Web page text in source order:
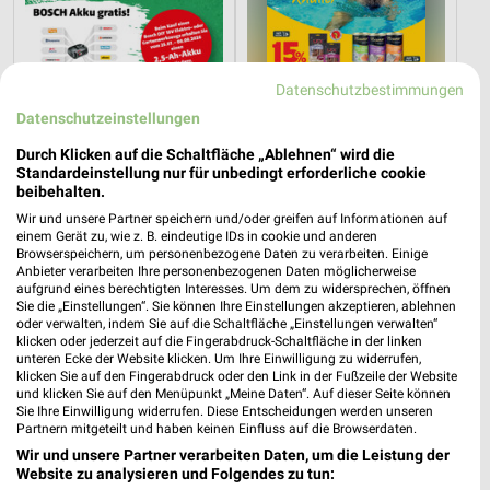
13,3 km
Angebote ab 25.07.
Gültig bis Sa. 08.08.
16,6 km
Sommer Knaller
Gültig bis Sa. 08.08.
Lidl Lidl
Datenschutzbestimmungen
Datenschutzeinstellungen
Durch Klicken auf die Schaltfläche „Ablehnen“ wird die
Standardeinstellung nur für unbedingt erforderliche cookie
beibehalten.
Wir und unsere Partner speichern und/oder greifen auf Informationen auf
einem Gerät zu, wie z. B. eindeutige IDs in cookie und anderen
Browserspeichern, um personenbezogene Daten zu verarbeiten. Einige
Anbieter verarbeiten Ihre personenbezogenen Daten möglicherweise
aufgrund eines berechtigten Interesses. Um dem zu widersprechen, öffnen
Sie die „Einstellungen“. Sie können Ihre Einstellungen akzeptieren, ablehnen
oder verwalten, indem Sie auf die Schaltfläche „Einstellungen verwalten“
klicken oder jederzeit auf die Fingerabdruck-Schaltfläche in der linken
unteren Ecke der Website klicken. Um Ihre Einwilligung zu widerrufen,
klicken Sie auf den Fingerabdruck oder den Link in der Fußzeile der Website
und klicken Sie auf den Menüpunkt „Meine Daten“. Auf dieser Seite können
Sie Ihre Einwilligung widerrufen. Diese Entscheidungen werden unseren
Partnern mitgeteilt und haben keinen Einfluss auf die Browserdaten.
Wir und unsere Partner verarbeiten Daten, um die Leistung der
Website zu analysieren und Folgendes zu tun: